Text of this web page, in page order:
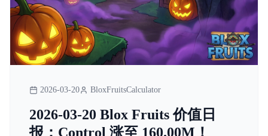
2026-03-20 BloxFruitsCalculator
2026-03-20 Blox Fruits 价值日
报：Control 涨至 160.00M！